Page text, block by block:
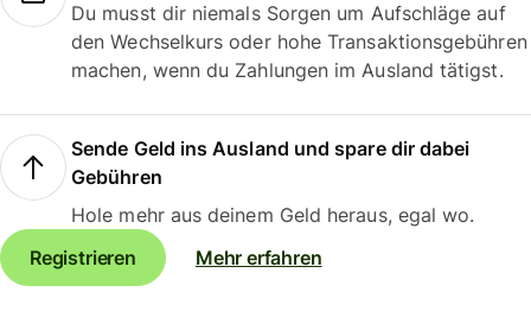
Du musst dir niemals Sorgen um Aufschläge auf
den Wechselkurs oder hohe Transaktionsgebühren
machen, wenn du Zahlungen im Ausland tätigst.
Sende Geld ins Ausland und spare dir dabei
Gebühren
Hole mehr aus deinem Geld heraus, egal wo.
Registrieren
Mehr erfahren